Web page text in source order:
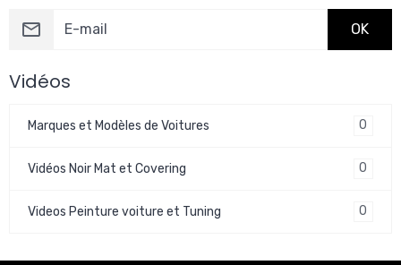
OK
Vidéos
Marques et Modèles de Voitures 0
Vidéos Noir Mat et Covering 0
Videos Peinture voiture et Tuning 0